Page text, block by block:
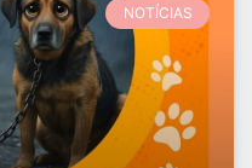
NOTÍCIAS